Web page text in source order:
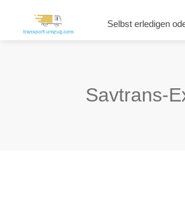
Selbst erledigen
Savtrans-